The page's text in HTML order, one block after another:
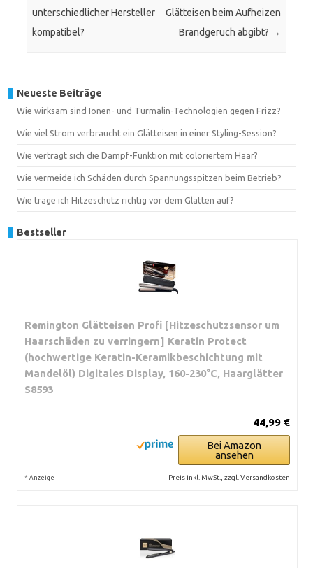
unterschiedlicher Hersteller
kompatibel?
Glätteisen beim Aufheizen
Brandgeruch abgibt? →
Neueste Beiträge
Wie wirksam sind Ionen- und Turmalin-Technologien gegen Frizz?
Wie viel Strom verbraucht ein Glätteisen in einer Styling-Session?
Wie verträgt sich die Dampf-Funktion mit coloriertem Haar?
Wie vermeide ich Schäden durch Spannungsspitzen beim Betrieb?
Wie trage ich Hitzeschutz richtig vor dem Glätten auf?
Bestseller
Remington Glätteisen Profi [Hitzeschutzsensor um
Haarschäden zu verringern] Keratin Protect
(hochwertige Keratin-Keramikbeschichtung mit
Mandelöl) Digitales Display, 160-230°C, Haarglätter
S8593
44,99 €
Bei Amazon
ansehen
* Anzeige Preis inkl. MwSt., zzgl. Versandkosten